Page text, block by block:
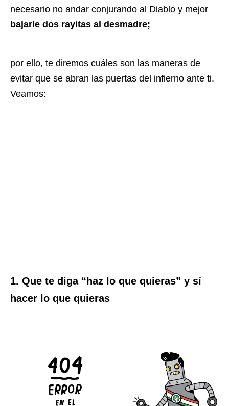
necesario no andar conjurando al Diablo y mejor
bajarle dos rayitas al desmadre;
por ello, te diremos cuáles son las maneras de
evitar que se abran las puertas del infierno ante ti.
Veamos:
1. Que te diga “haz lo que quieras” y sí
hacer lo que quieras